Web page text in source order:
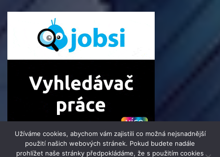
Užíváme cookies, abychom vám zajistili co možná nejsnadnější
použití našich webových stránek. Pokud budete nadále
prohlížet naše stránky předpokládáme, že s použitím cookies